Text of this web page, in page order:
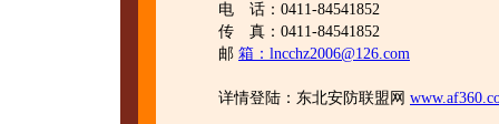
电 话：0411-84541852
传 真：0411-84541852
邮 箱：lncchz2006@126.com
详情登陆：东北安防联盟网